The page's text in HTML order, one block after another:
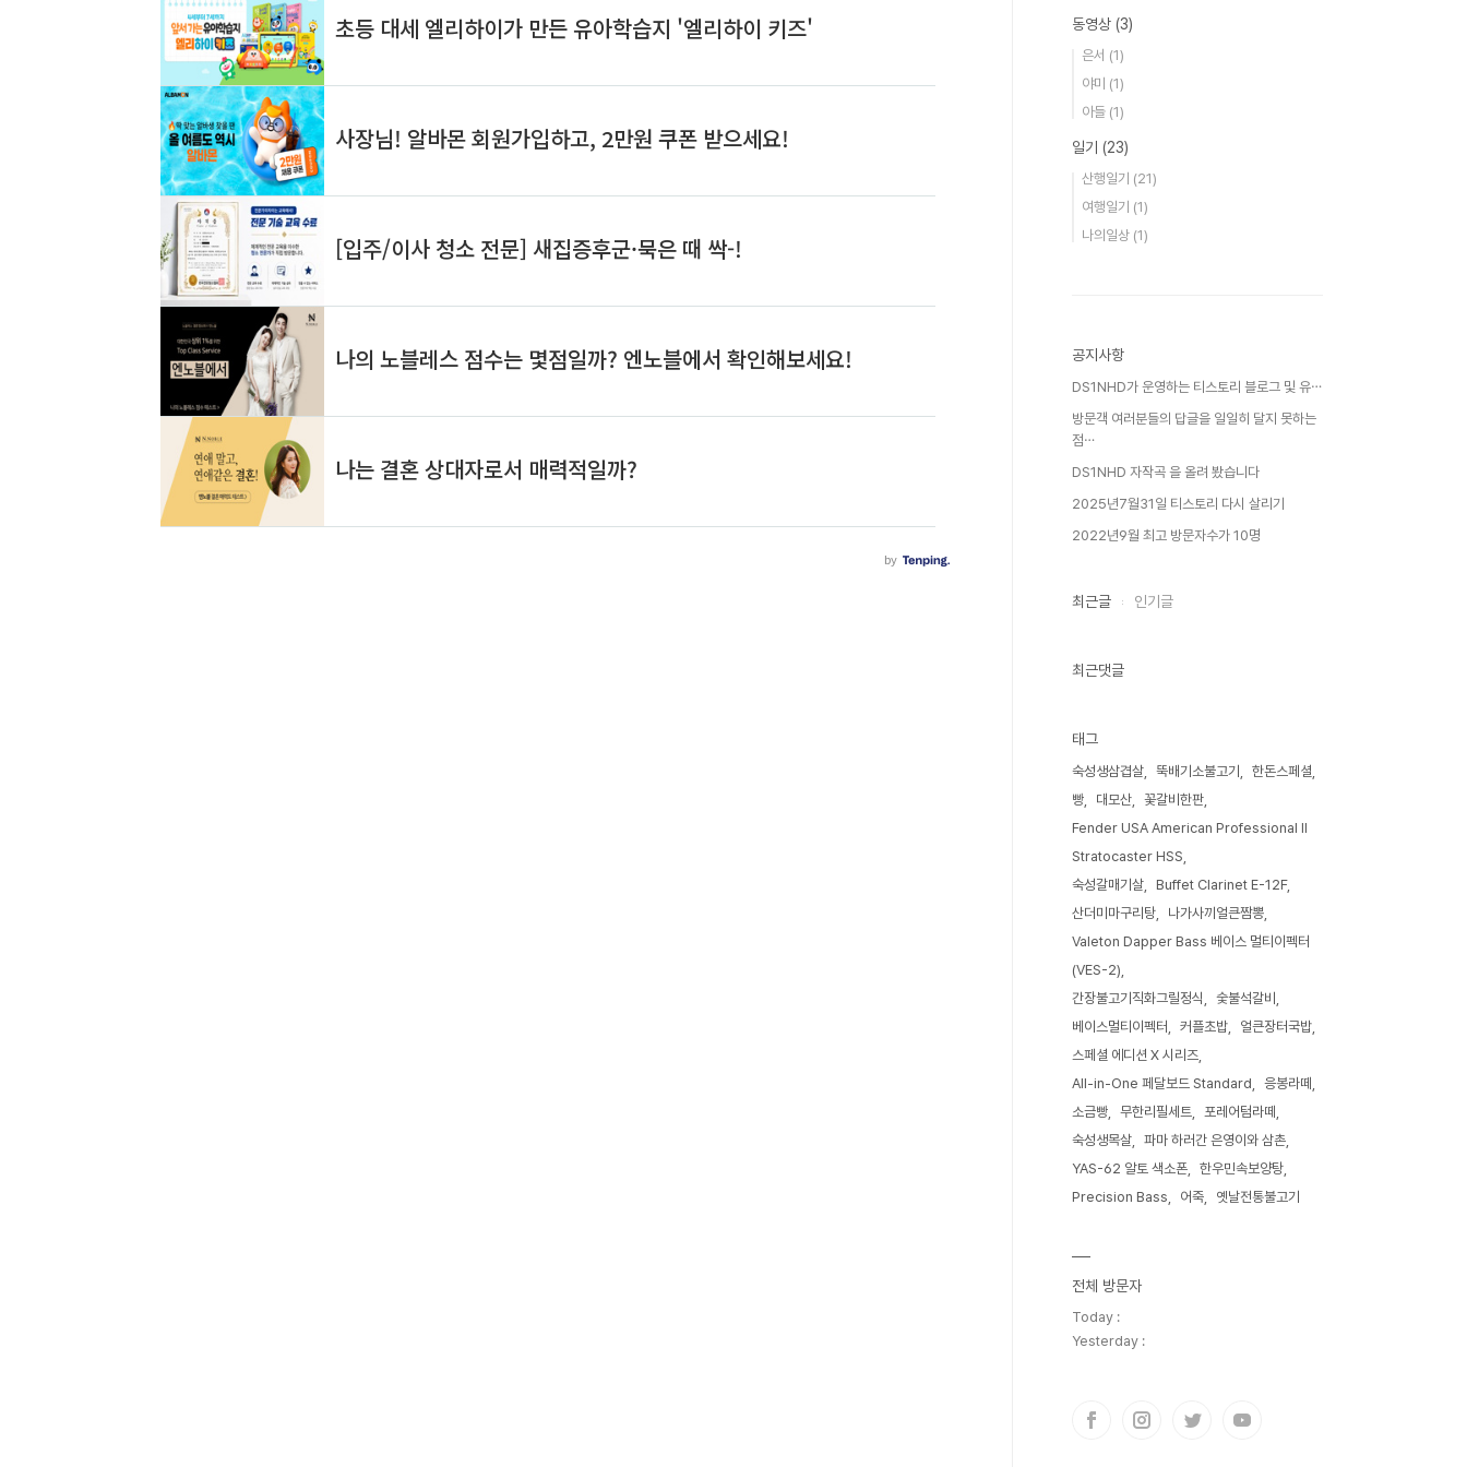
동영상 (3)
은서 (1)
야미 (1)
아들 (1)
일기 (23)
산행일기 (21)
여행일기 (1)
나의일상 (1)
공지사항
DS1NHD가 운영하는 티스토리 블로그 및 유⋯
방문객 여러분들의 답글을 일일히 달지 못하는
점⋯
DS1NHD 자작곡 을 올려 봤습니다
2025년7월31일 티스토리 다시 살리기
2022년9월 최고 방문자수가 10명
최근글 인기글
최근댓글
태그
숙성생삼겹살 뚝배기소불고기
한돈스페셜
빵
대모산
꽃갈비한판
Fender USA American Professional II
Stratocaster HSS
숙성갈매기살
Buffet Clarinet E-12F
산더미마구리탕
나가사끼얼큰짬뽕
Valeton Dapper Bass 베이스 멀티이펙터
(VES-2)
간장불고기직화그릴정식
숯불석갈비
베이스멀티이펙터
커플초밥
얼큰장터국밥
스페셜 에디션 X 시리즈
All-in-One 페달보드 Standard
응봉라떼
소금빵
무한리필세트
포레어텀라떼
숙성생목살
파마 하러간 은영이와 삼촌
YAS-62 알토 색소폰
한우민속보양탕
Precision Bass
어죽 옛날전통불고기
전체 방문자
Today :
Yesterday :